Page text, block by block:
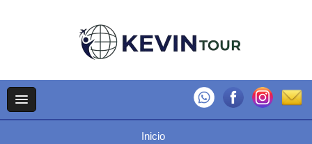
Inicio